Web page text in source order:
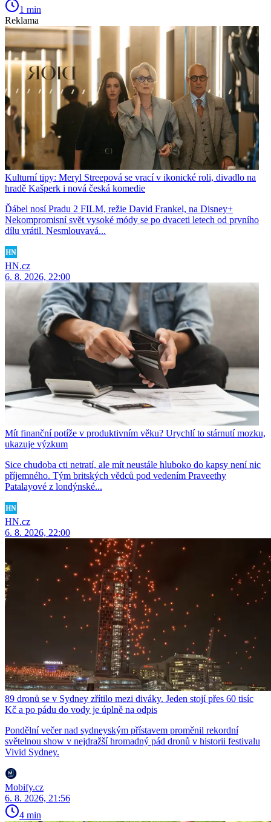
1 min
Reklama
Kulturní tipy: Meryl Streepová se vrací v ikonické roli, divadlo na
hradě Kašperk i nová česká komedie
Ďábel nosí Pradu 2 FILM, režie David Frankel, na Disney+
Nekompromisní svět vysoké módy se po dvaceti letech od prvního
dílu vrátil. Nesmlouvavá...
HN.cz
6. 8. 2026, 22:00
Mít finanční potíže v produktivním věku? Urychlí to stárnutí mozku,
ukazuje výzkum
Sice chudoba cti netratí, ale mít neustále hluboko do kapsy není nic
příjemného. Tým britských vědců pod vedením Praveethy
Patalayové z londýnské...
HN.cz
6. 8. 2026, 22:00
89 dronů se v Sydney zřítilo mezi diváky. Jeden stojí přes 60 tisíc
Kč a po pádu do vody je úplně na odpis
Pondělní večer nad sydneyským přístavem proměnil rekordní
světelnou show v nejdražší hromadný pád dronů v historii festivalu
Vivid Sydney.
Mobify.cz
6. 8. 2026, 21:56
4 min